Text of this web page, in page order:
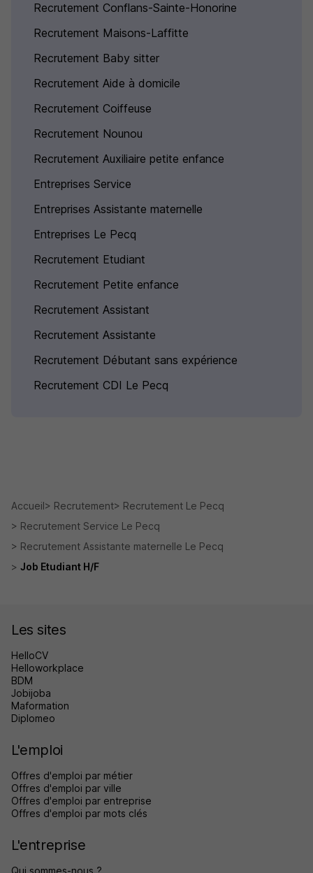
Recrutement Conflans-Sainte-Honorine
Recrutement Maisons-Laffitte
Recrutement Baby sitter
Recrutement Aide à domicile
Recrutement Coiffeuse
Recrutement Nounou
Recrutement Auxiliaire petite enfance
Entreprises Service
Entreprises Assistante maternelle
Entreprises Le Pecq
Recrutement Etudiant
Recrutement Petite enfance
Recrutement Assistant
Recrutement Assistante
Recrutement Débutant sans expérience
Recrutement CDI Le Pecq
Accueil Recrutement
Recrutement Le Pecq
Recrutement Service Le Pecq
Recrutement Assistante maternelle Le Pecq
Job Etudiant H/F
Les sites
HelloCV
Helloworkplace
BDM
Jobijoba
Maformation
Diplomeo
L'emploi
Offres d'emploi par métier
Offres d'emploi par ville
Offres d'emploi par entreprise
Offres d'emploi par mots clés
L'entreprise
Qui sommes-nous ?